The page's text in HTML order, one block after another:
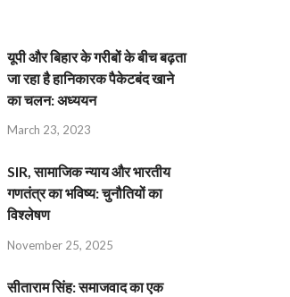
यूपी और बिहार के गरीबों के बीच बढ़ता
जा रहा है हानिकारक पैकेटबंद खाने
का चलन: अध्ययन
March 23, 2023
SIR, सामाजिक न्याय और भारतीय
गणतंत्र का भविष्य: चुनौतियों का
विश्लेषण
November 25, 2025
सीताराम सिंह: समाजवाद का एक